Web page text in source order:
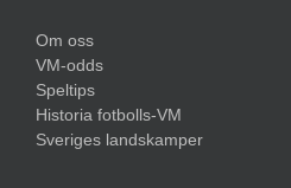
Om oss
VM-odds
Speltips
Historia fotbolls-VM
Sveriges landskamper